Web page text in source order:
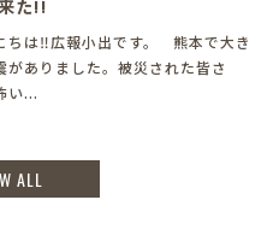
た!!
ちは‼︎広報小出です。 熊本で大き
がありました。被災された皆さ
い...
ALL